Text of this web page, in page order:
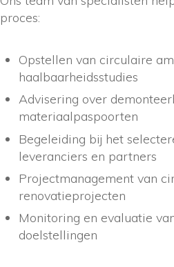
proces:
Opstellen van circulaire
haalbaarheidsstudies
Advisering over
materiaalpaspoorten
Begeleiding bij het
leveranciers en partners
Projectmanagement van
renovatieprojecten
Monitoring en evaluatie
doelstellingen